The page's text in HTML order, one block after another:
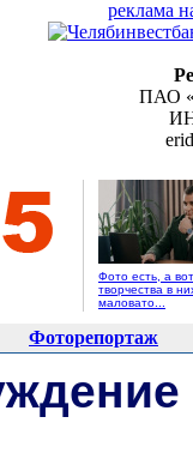
реклама
ПАО
Фото есть, а вот
творчества в
маловато...
Фоторепортаж